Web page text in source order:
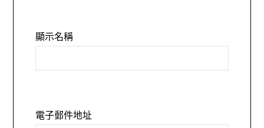
顯示名稱
電子郵件地址